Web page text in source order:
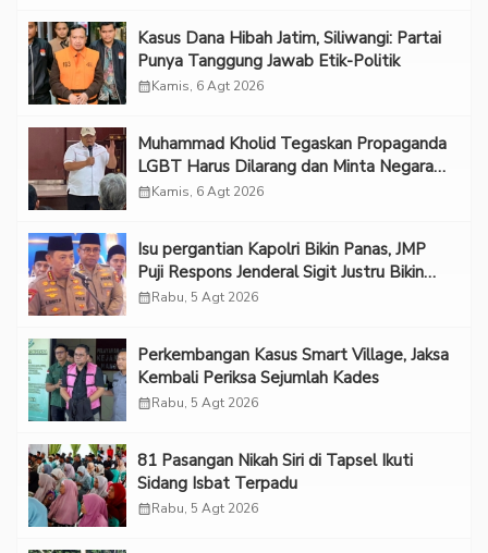
Kasus Dana Hibah Jatim, Siliwangi: Partai
Punya Tanggung Jawab Etik-Politik
calendar_monthKamis, 6 Agt 2026
Muhammad Kholid Tegaskan Propaganda
LGBT Harus Dilarang dan Minta Negara
Melindungi Korban
calendar_monthKamis, 6 Agt 2026
Isu pergantian Kapolri Bikin Panas, JMP
Puji Respons Jenderal Sigit Justru Bikin
“Adem”
calendar_monthRabu, 5 Agt 2026
Perkembangan Kasus Smart Village, Jaksa
Kembali Periksa Sejumlah Kades
calendar_monthRabu, 5 Agt 2026
81 Pasangan Nikah Siri di Tapsel Ikuti
Sidang Isbat Terpadu
calendar_monthRabu, 5 Agt 2026